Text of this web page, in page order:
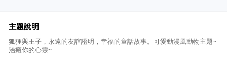
主題說明
狐狸與王子，永遠的友誼證明，幸福的童話故事。可愛動漫風動物主題~
治癒你的心靈~